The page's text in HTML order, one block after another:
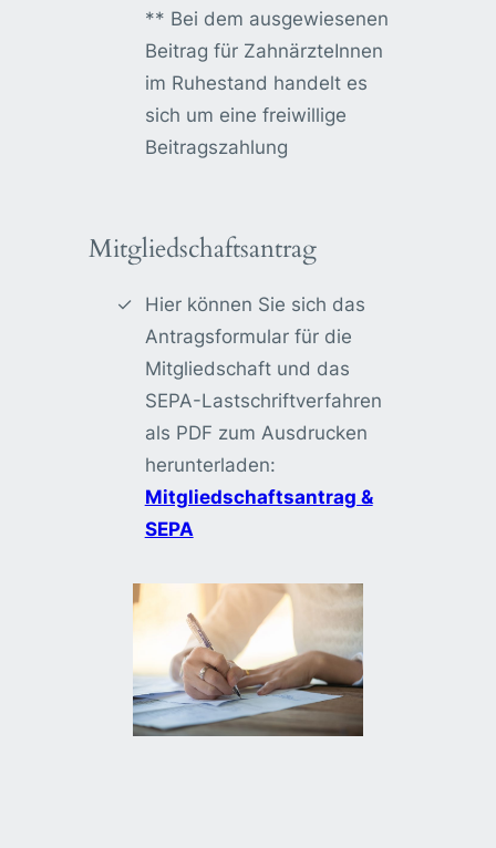
** Bei dem ausgewiesenen
Beitrag für ZahnärzteInnen
im Ruhestand handelt es
sich um eine freiwillige
Beitragszahlung
Mitgliedschaftsantrag
Hier können Sie sich das
Antragsformular für die
Mitgliedschaft und das
SEPA-Lastschriftverfahren
als PDF zum Ausdrucken
herunterladen:
Mitgliedschaftsantrag &
SEPA